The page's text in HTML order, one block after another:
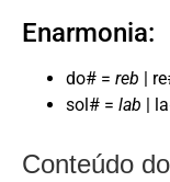
CIFRA
CRISTÃOS
Enarmonia:
do# = reb |
sol# = lab |
Conteúdo